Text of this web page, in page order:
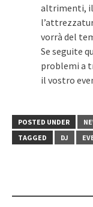
altrimenti, il
vorrà del
Se seguite
problemi a
il vostro
POSTED UNDER
TAGGED
DJ